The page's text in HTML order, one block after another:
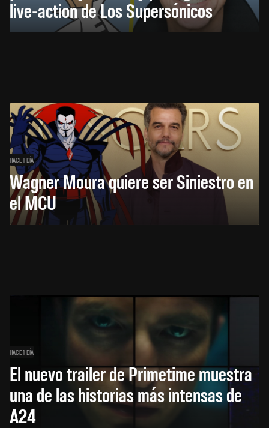
live-action de Los Supersónicos
HACE 1 DÍA
Wagner Moura quiere ser Siniestro en
el MCU
HACE 1 DÍA
El nuevo trailer de Primetime muestra
una de las historias más intensas de
A24